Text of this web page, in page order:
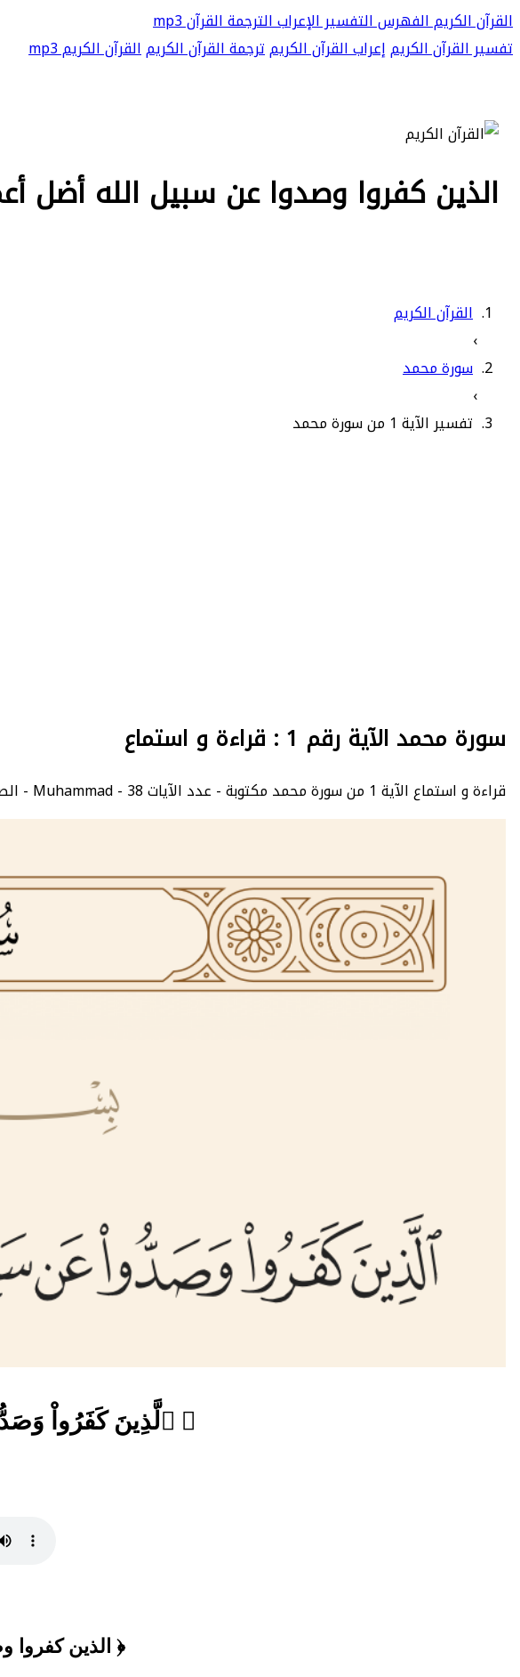
القرآن الكريمالفهرسالتفسيرالإعرابالترجمةالقرآن mp3
تفسير القرآن الكريمإعراب القرآن الكريمترجمة القرآن الكريمالقرآن الكريم mp3
الذين كفروا وصدوا عن سبيل الله أضل أعمالهم -
القرآن الكريم
›
سورة محمد
›
تفسير الآية 1 من سورة محمد
سورة محمد الآية رقم 1 : قراءة و استماع
قراءة و استماع الآية 1 من سورة محمد مكتوبة - عدد الآيات 38 - Muhammad - الصفحة 507 - الجزء 26.
﴿ ٱلَّذِينَ كَفَرُواْ
﴿ الذين كفروا